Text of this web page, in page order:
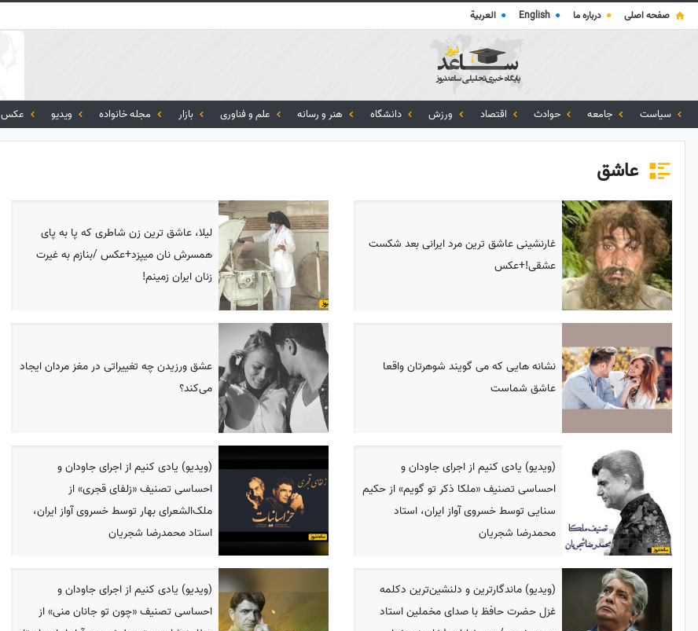
صفحه اصلی ● درباره ما ●
English
● العربية
سیاست جامعه حوادث اقتصاد ورزش دانشگاه هنر و رسانه علم و فناوری بازار مجله خانواده ویدیو عکس
عاشق
غارنشینی عاشق ترین مرد ایرانی بعد شکست
عشقی!+عکس
لیلا، عاشق ترین زن شاطری که پا به پای
همسرش نان میپزد+عکس /بنازم به غیرت
زنان ایران زمینم!
نشانه هایی که می گویند شوهرتان واقعا
عاشق شماست
عشق ورزیدن چه تغییراتی در مغز مردان ایجاد
می‌کند؟
(ویدیو) یادی کنیم از اجرای جاودان و
احساسی تصنیف «ملکا ذکر تو گویم» از حکیم
سنایی توسط خسروی آواز ایران، استاد
محمدرضا شجریان
(ویدیو) یادی کنیم از اجرای جاودان و
احساسی تصنیف «زلفای قجری» از
ملک‌الشعرای بهار توسط خسروی آواز ایران،
استاد محمدرضا شجریان
(ویدیو) ماندگارترین و دلنشین‌ترین دکلمه
غزل حضرت حافظ با صدای مخملین استاد
(ویدیو) یادی کنیم از اجرای جاودان و
احساسی تصنیف «چون تو جانان منی» از